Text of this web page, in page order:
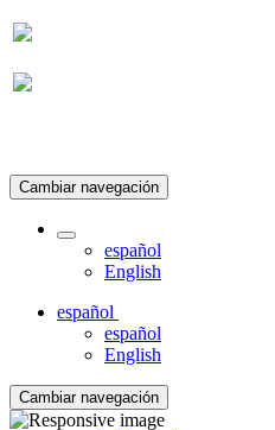
Cambiar navegación
español
English
español
español
English
Cambiar navegación